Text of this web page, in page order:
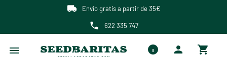
Envío gratis a partir de 35€
622 335 747
